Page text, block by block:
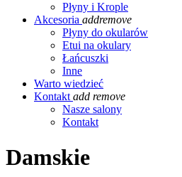
Płyny i Krople
Akcesoria addremove
Płyny do okularów
Etui na okulary
Łańcuszki
Inne
Warto wiedzieć
Kontakt add remove
Nasze salony
Kontakt
Damskie